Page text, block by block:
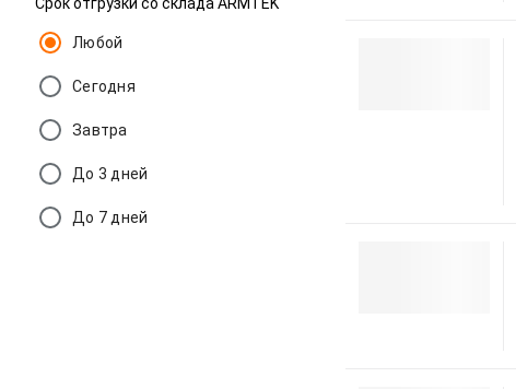
Любой
Сегодня
Завтра
До 3 дней
До 7 дней